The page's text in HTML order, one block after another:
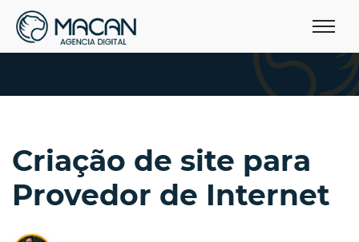
Criação de site para
Provedor de Internet